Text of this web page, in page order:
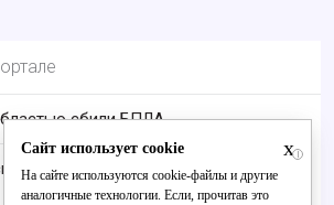
сбили БПЛА
i
секунд, а смеяться вы
x
Сайт использует cookie
На сайте используются cookie-файлы и другие
аналогичные технологии. Если, прочитав это